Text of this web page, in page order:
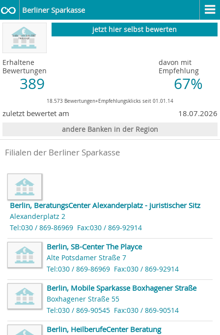
Berliner Sparkasse
jetzt hier selbst bewerten
Erhaltene
Bewertungen
389
davon mit
Empfehlung
67%
18.573 Bewertungen+Empfehlungsklicks seit 01.01.14
zuletzt bewertet am 18.07.2026
andere Banken in der Region
Filialen der Berliner Sparkasse
Berlin, BeratungsCenter Alexanderplatz - juristischer Sitz
Alexanderplatz 2
Tel:030 / 869-86969 Fax:030 / 869-92914
Berlin, SB-Center The Playce
Alte Potsdamer Straße 7
Tel:030 / 869-86969 Fax:030 / 869-92914
Berlin, Mobile Sparkasse Boxhagener Straße
Boxhagener Straße 55
Tel:030 / 869-90545 Fax:030 / 869-90514
Berlin, HeilberufeCenter Beratung